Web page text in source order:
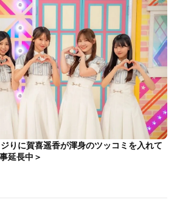
りに賀喜遥香が渾身のツッコミを入れて
延長中＞